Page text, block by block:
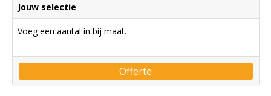
Jouw selectie
Voeg een aantal in bij maat.
Offerte